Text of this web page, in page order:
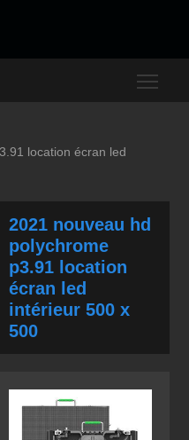
location écran led
2021 nouveau hd
polychrome
p3.91 location
écran led
intérieur 500 x
500